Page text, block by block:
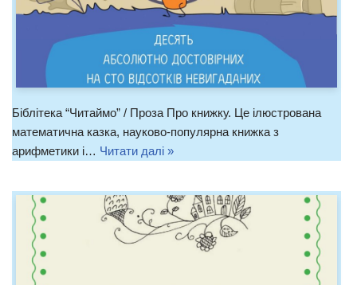
Біблітека “Читаймо” / Проза Про книжку. Це ілюстрована
математична казка, науково-популярна книжка з
арифметики і… Читати далі »